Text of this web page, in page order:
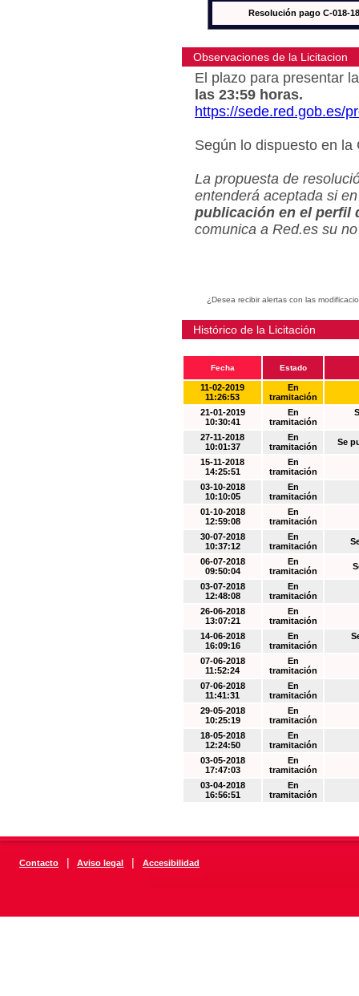
Resolución pago C-018-
Observaciones de la Licitacion
El plazo para presentar
las 23:59 horas.
https://sede.red.gob.es/
Según lo dispuesto en
La propuesta de
entenderá aceptada si
publicación en el perfil
comunica a Red.es su
¿Desea recibir alertas con las
Histórico de la Licitación
Fecha Estado
11-02-2019
11:26:53
En
tramitación
21-01-2019
10:30:41
En
tramitación
27-11-2018
10:01:37
En
tramitación
Se
15-11-2018
14:25:51
En
tramitación
03-10-2018
10:10:05
En
tramitación
01-10-2018
12:59:08
En
tramitación
30-07-2018
10:37:12
En
tramitación
06-07-2018
09:50:04
En
tramitación
03-07-2018
12:48:08
En
tramitación
26-06-2018
13:07:21
En
tramitación
14-06-2018
16:09:16
En
tramitación
07-06-2018
11:52:24
En
tramitación
07-06-2018
11:41:31
En
tramitación
29-05-2018
10:25:19
En
tramitación
18-05-2018
12:24:50
En
tramitación
03-05-2018
17:47:03
En
tramitación
03-04-2018
16:56:51
En
tramitación
Contacto | Aviso legal | Accesibilidad